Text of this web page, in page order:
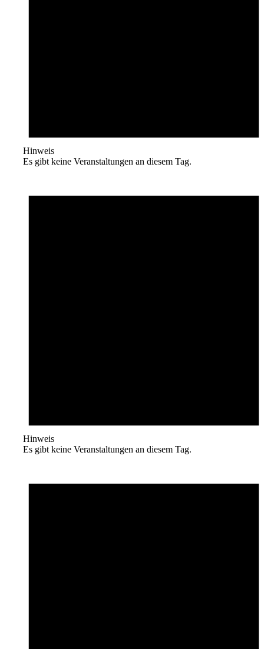
Hinweis
Es gibt keine Veranstaltungen an diesem Tag.
Hinweis
Es gibt keine Veranstaltungen an diesem Tag.